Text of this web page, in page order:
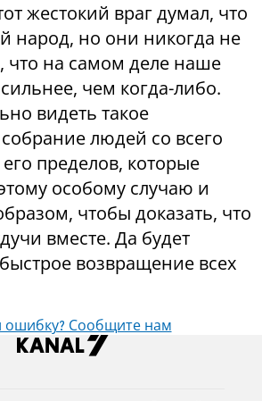
жестокий враг думал, что
народ, но они никогда не
что на самом деле наше
чем когда-либо.
видеть такое
людей со всего
пределов, которые
особому случаю и
чтобы доказать, что
вместе. Да будет
возвращение всех
Сообщите нам